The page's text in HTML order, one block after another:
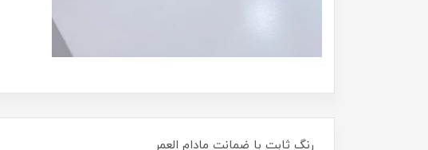
رنگ ثابت با ضمانت مادام العمر